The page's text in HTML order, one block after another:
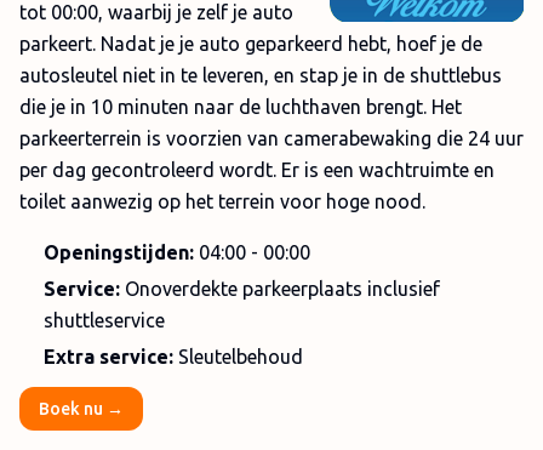
tot 00:00, waarbij je zelf je auto
parkeert. Nadat je je auto geparkeerd hebt, hoef je de
autosleutel niet in te leveren, en stap je in de shuttlebus
die je in 10 minuten naar de luchthaven brengt. Het
parkeerterrein is voorzien van camerabewaking die 24 uur
per dag gecontroleerd wordt. Er is een wachtruimte en
toilet aanwezig op het terrein voor hoge nood.
Openingstijden: 04:00 - 00:00
Service: Onoverdekte parkeerplaats inclusief
shuttleservice
Extra service: Sleutelbehoud
Boek nu →